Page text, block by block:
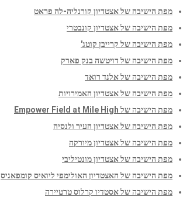
מפת הישיבה של אצטדיון קורנליה-לה פראט
מפת הישיבה של אצטדיון קונבטרי
מפת הישיבה של קרייבן קוטג'
מפת הישיבה של דויטשה בנק פארק
מפת הישיבה של אלנד רואד
מפת הישיבה של אצטדיון האמירויות
מפת הישיבה של Empower Field at Mile High
מפת הישיבה של אצטדיון העיר ולנסיה
מפת הישיבה של אצטדיון מיורקה
מפת הישיבה של אצטדיון מונטיליבי
מפת הישיבה של האצטדיון האולימפי ליואיס קומפאניס
מפת הישיבה של אסטדיו קרלוס טרטיירה